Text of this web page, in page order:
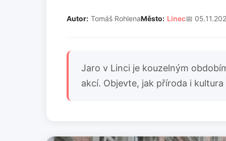
Autor: Tomáš RohlenaMěsto: Linec📅
Jaro v Linci je kouzelným
akcí. Objevte, jak příroda i